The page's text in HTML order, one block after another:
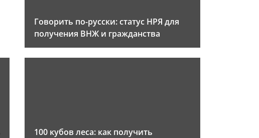
Говорить по-русски: статус НРЯ для
получения ВНЖ и гражданства
100 кубов леса: как получить